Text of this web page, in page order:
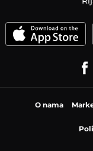
O nama